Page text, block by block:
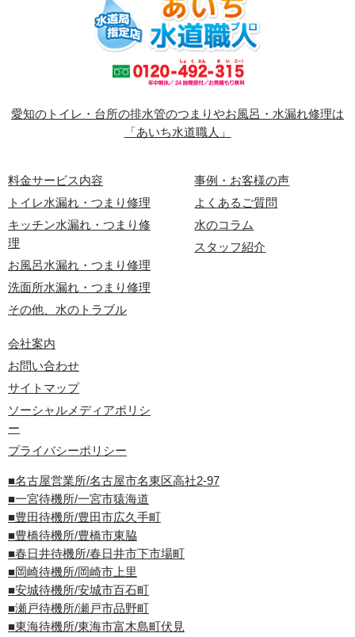
愛知のトイレ・台所の排水管のつまりやお風呂・水漏れ修理は
「あいち水道職人」
料金サービス内容
トイレ水漏れ・つまり修理
キッチン水漏れ・つまり修
理
お風呂水漏れ・つまり修理
洗面所水漏れ・つまり修理
その他、水のトラブル
事例・お客様の声
よくあるご質問
水のコラム
スタッフ紹介
会社案内
お問い合わせ
サイトマップ
ソーシャルメディアポリシ
ー
プライバシーポリシー
■名古屋営業所/名古屋市名東区高社2-97
■一宮待機所/一宮市猿海道
■豊田待機所/豊田市広久手町
■豊橋待機所/豊橋市東脇
■春日井待機所/春日井市下市場町
■岡崎待機所/岡崎市上里
■安城待機所/安城市百石町
■瀬戸待機所/瀬戸市品野町
■東海待機所/東海市富木島町伏見